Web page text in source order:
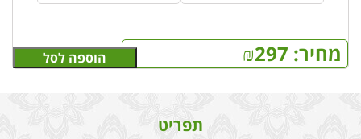
מחיר: ₪297 הוספה לסל
תפריט